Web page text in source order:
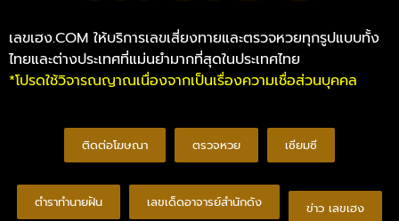
เลขเฮง.COM ให้บริการเลขเสี่ยงทายและตรวจหวยทุกรูปแบบทั้ง
ไทยและต่างประเทศที่แม่นยำมากที่สุดในประเทศไทย
*โปรดใช้วิจารณญาณเนื่องจากเป็นเรื่องความเชื่อส่วนบุคคล
ติดต่อโฆษณา ตรวจหวย เซียมซี
ตำราทำนายฝัน เลขเด็ดอาจารย์สำนักดัง ข่าว เลขเฮง